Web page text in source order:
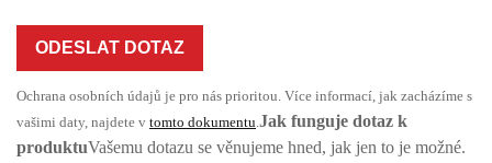
ODESLAT DOTAZ
Ochrana osobních údajů je pro nás prioritou. Více informací, jak zacházíme s
vašimi daty, najdete v tomto dokumentu.Jak funguje dotaz k
produktuVašemu dotazu se věnujeme hned, jak jen to je možné.